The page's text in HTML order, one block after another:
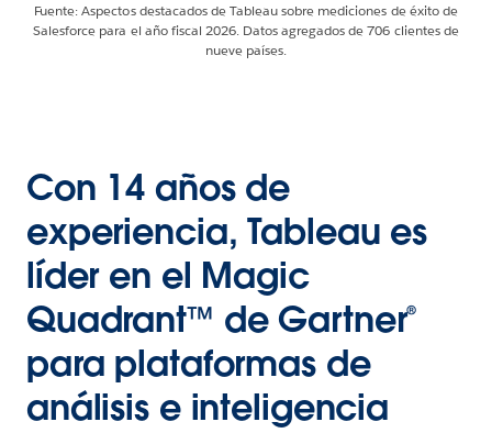
Fuente: Aspectos destacados de Tableau sobre mediciones de éxito de
Salesforce para el año fiscal 2026. Datos agregados de 706 clientes de
nueve países.
Con 14 años de
experiencia, Tableau es
líder en el Magic
Quadrant™ de Gartner®
para plataformas de
análisis e inteligencia